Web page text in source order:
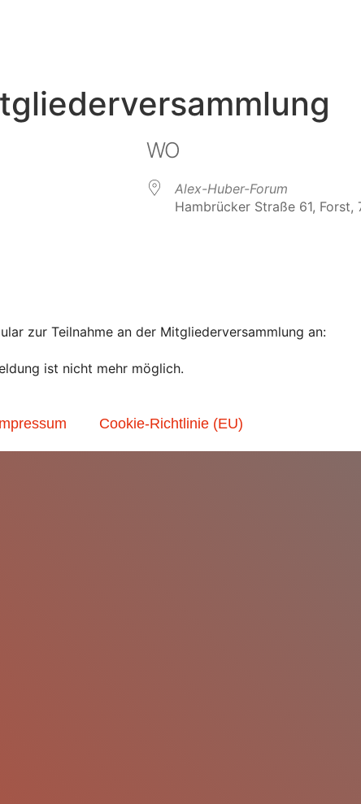
WO
Alex-Huber-Forum
Hambrücker Straße 61, Forst,
zur Teilnahme an der Mitgliederversammlung an:
ist nicht mehr möglich.
Cookie-Richtlinie (EU)